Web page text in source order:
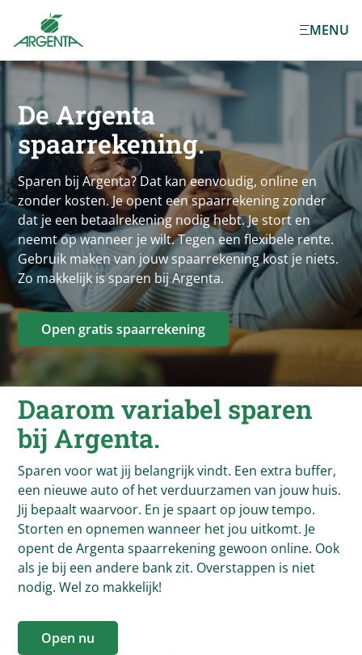
Ga naar de
hoofdinhoud
MENU
DeArgenta
spaarrekening.
Sparen bij Argenta? Dat kan eenvoudig, online en
zonder kosten. Je opent een spaarrekening zonder
dat je een betaalrekening nodig hebt. Je stort en
neemt op wanneer je wilt. Tegen een flexibele rente.
Gebruik maken van jouw spaarrekening kost je niets.
Zo makkelijk is sparen bij Argenta.
Open gratis spaarrekening
Daarom variabel sparen
bijArgenta.
Sparen voor wat jij belangrijk vindt. Een extra buffer,
een nieuwe auto of het verduurzamen van jouw huis.
Jij bepaalt waarvoor. En je spaart op jouw tempo.
Storten en opnemen wanneer het jou uitkomt. Je
opent de Argenta spaarrekening gewoon online. Ook
als je bij een andere bank zit. Overstappen is niet
nodig. Wel zo makkelijk!
Open nu